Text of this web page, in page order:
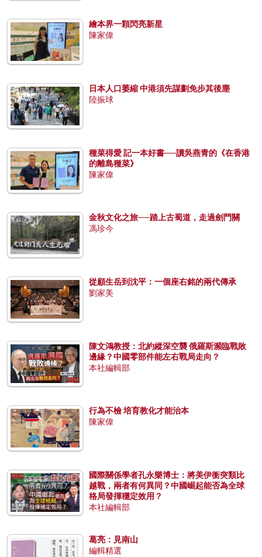
繪本界一顆閃亮新星
陳家偉
日本人口萎縮 中港須先謀劃免步其後塵
陸振球
種菜得愛 記一本好書──讀吳燕青的《在香港
的離島種菜》
陳家偉
金秋文化之旅──踏上古蜀道，走過劍門關
馮珍今
從顧生岳到沈平：一個座右銘的兩代傳承
劉家美
陳文鴻教授：北約縱深空襲 俄羅斯瀕臨戰敗
邊緣？中國零部件能左右戰局走向？
本社編輯部
行為不檢 培育教化才能治本
陳家偉
國際關係學者孔永樂博士：將美伊衝突類比
越戰，兩者有何異同？中國崛起能否為全球
格局發揮穩定效用？
本社編輯部
葛亮：見南山
編輯精選